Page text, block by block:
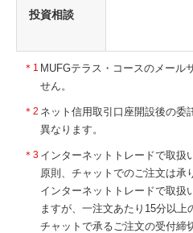
投資相談
＊1 MUFGテラス・コースのメール
せん。
＊2 ネット信用取引口座開設後の委
異なります。
＊3 インターネットトレードで取扱
原則、チャットでのご注文は承
インターネットトレードで取扱
ますが、一注文あたり15分以上
チャットで承るご注文の受付締